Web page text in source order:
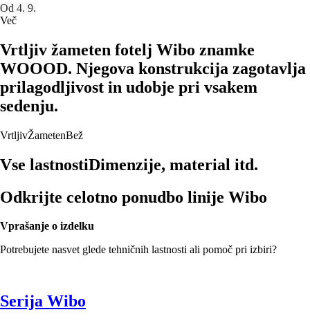
Od 4. 9.
Več
Vrtljiv žameten fotelj Wibo znamke
WOOOD. Njegova konstrukcija zagotavlja
prilagodljivost in udobje pri vsakem
sedenju.
VrtljivŽametenBež
Vse lastnostiDimenzije, material itd.
Odkrijte celotno ponudbo linije Wibo
Vprašanje o izdelku
Potrebujete nasvet glede tehničnih lastnosti ali pomoč pri izbiri?
Serija Wibo